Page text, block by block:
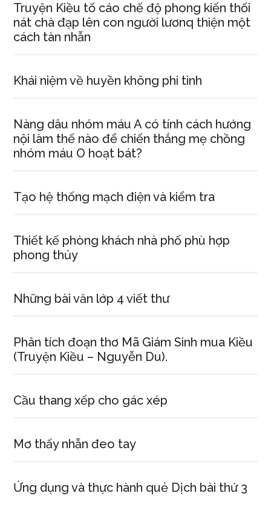
Truyện Kiều tố cáo chế độ phong kiến thối
nát chà đạp lên con người lươnq thiện một
cách tàn nhẫn
Khái niệm về huyền không phi tinh
Nàng dâu nhóm máu A có tính cách hướng
nội làm thế nào để chiến thắng mẹ chồng
nhóm máu O hoạt bát?
Tạo hệ thống mạch điện và kiểm tra
Thiết kế phòng khách nhà phố phù hợp
phong thủy
Những bài văn lớp 4 viết thư
Phân tích đoạn thơ Mã Giám Sinh mua Kiều
(Truyện Kiều – Nguyễn Du).
Cầu thang xếp cho gác xép
Mơ thấy nhẫn đeo tay
Ứng dụng và thực hành quẻ Dịch bài thứ 3